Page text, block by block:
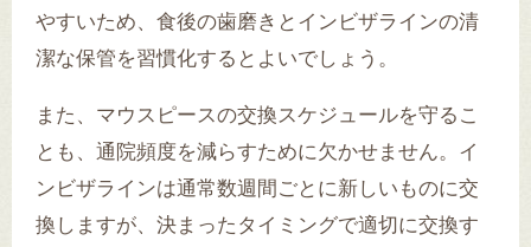
やすいため、食後の歯磨きとインビザラインの清
潔な保管を習慣化するとよいでしょう。
また、マウスピースの交換スケジュールを守るこ
とも、通院頻度を減らすために欠かせません。イ
ンビザラインは通常数週間ごとに新しいものに交
換しますが、決まったタイミングで適切に交換す